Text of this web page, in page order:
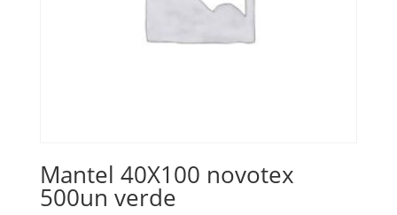
Mantel 40X100 novotex
500un verde